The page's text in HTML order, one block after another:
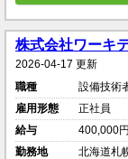
株式会社ワーキ
2026-04-17 更新
職種
設備技術
雇用形態
正社員
給与
400,000
勤務地
北海道札